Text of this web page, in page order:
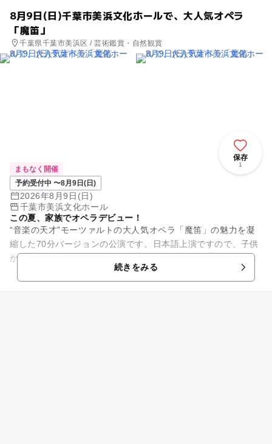
8月9日(日)千葉市美浜文化ホールで、大人気オペラ
「魔笛」
千葉県千葉市美浜区 / 芸術鑑賞・自然観賞
保存
1
まもなく開催
予約受付中 〜8月9日(日)
2026年8月9日(日)
千葉市美浜文化ホール
この夏、家族でオペラデビュー！
“音楽の天才”モーツァルトの大人気オペラ「魔笛」の魅力を凝
縮した70分バージョンの公演です。日本語上演ですので、子供
から大人まで、オペラファンから初めてオペラを見る方でも十
分堪能できます。過去の...続きをみる